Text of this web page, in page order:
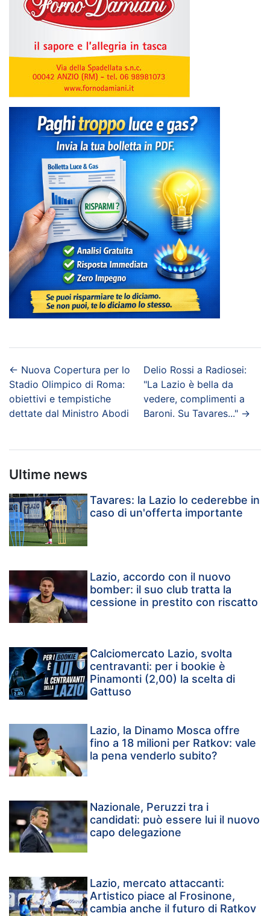
← Nuova Copertura per lo
Stadio Olimpico di Roma:
obiettivi e tempistiche
dettate dal Ministro Abodi
Delio Rossi a Radiosei:
"La Lazio è bella da
vedere, complimenti a
Baroni. Su Tavares..."→
Ultime news
Tavares: la Lazio lo cederebbe in
caso di un'offerta importante
Lazio, accordo con il nuovo
bomber: il suo club tratta la
cessione in prestito con riscatto
Calciomercato Lazio, svolta
centravanti: per i bookie è
Pinamonti (2,00) la scelta di
Gattuso
Lazio, la Dinamo Mosca offre
fino a 18 milioni per Ratkov: vale
la pena venderlo subito?
Nazionale, Peruzzi tra i
candidati: può essere lui il nuovo
capo delegazione
Lazio, mercato attaccanti:
Artistico piace al Frosinone,
cambia anche il futuro di Ratkov